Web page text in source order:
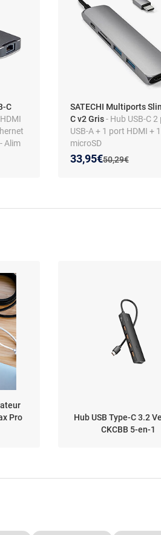
C
Alim
SATECHI Multiports
C v2 Gris- Hub USB-C
USB-A + 1 port HDMI +
microSD
Ancien prix :
50,29€
Nouveau prix :
33,95€
Réduction de :
Pro
Hub USB Type-C 3.2
CKCBB 5-en-1